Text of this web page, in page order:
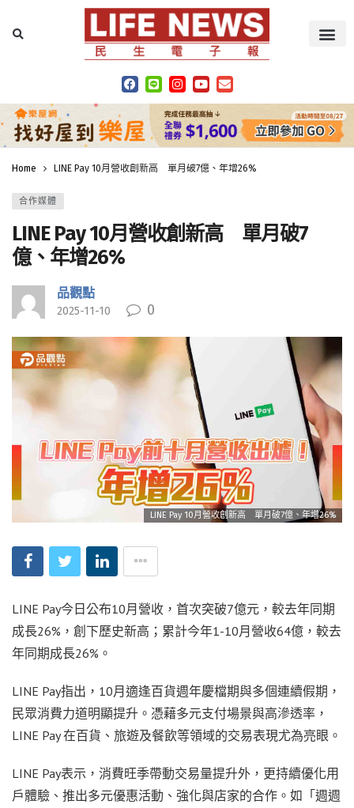
Home LINE Pay 10月營收創新高 單月破7億、年增26%
合作媒體
LINE Pay 10月營收創新高 單月破7
億、年增26%
品觀點
2025-11-10 0
LINE Pay 10月營收創新高 單月破7億、年增26%
LINE Pay今日公布10月營收，首次突破7億元，較去年同期
成長26%，創下歷史新高；累計今年1-10月營收64億，較去
年同期成長26%。
LINE Pay指出，10月適逢百貨週年慶檔期與多個連續假期，
民眾消費力道明顯提升。憑藉多元支付場景與高滲透率，
LINE Pay 在百貨、旅遊及餐飲等領域的交易表現尤為亮眼。
LINE Pay表示，消費旺季帶動交易量提升外，更持續優化用
戶體驗、推出多元優惠活動、強化與店家的合作。如「週週